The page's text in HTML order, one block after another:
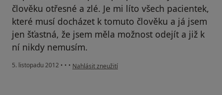
člověku otřesné a zlé. Je mi líto všech pacientek,
které musí docházet k tomuto člověku a já jsem
jen šťastná, že jsem měla možnost odejít a již k
ní nikdy nemusím.
5. listopadu 2012 • • • podle názoru uživatele Váš účet byl odstraněn
Nahlásit zneužití